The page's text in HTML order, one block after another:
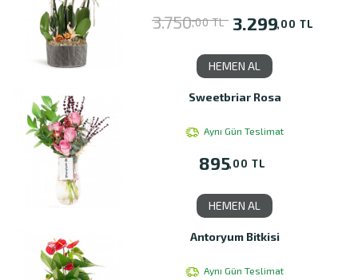
3.750,00 TL 3.299,00 TL
HEMEN AL
Sweetbriar Rosa
Aynı Gün Teslimat
895,00 TL
HEMEN AL
Antoryum Bitkisi
Aynı Gün Teslimat